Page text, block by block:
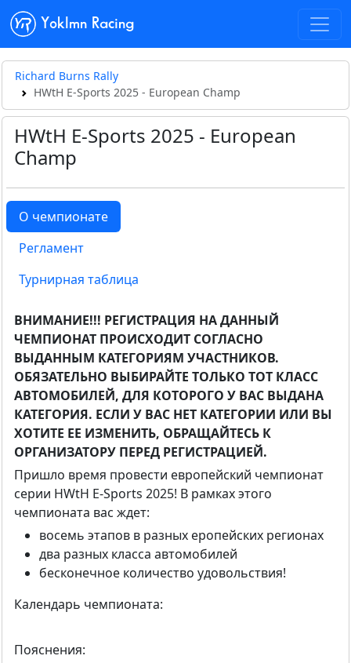
Yoklmn Racing
Richard Burns Rally
HWtH E-Sports 2025 - European Champ
HWtH E-Sports 2025 - European
Champ
О чемпионате
Регламент
Турнирная таблица
ВНИМАНИЕ!!! РЕГИСТРАЦИЯ НА ДАННЫЙ
ЧЕМПИОНАТ ПРОИСХОДИТ СОГЛАСНО
ВЫДАННЫМ КАТЕГОРИЯМ УЧАСТНИКОВ.
ОБЯЗАТЕЛЬНО ВЫБИРАЙТЕ ТОЛЬКО ТОТ КЛАСС
АВТОМОБИЛЕЙ, ДЛЯ КОТОРОГО У ВАС ВЫДАНА
КАТЕГОРИЯ. ЕСЛИ У ВАС НЕТ КАТЕГОРИИ ИЛИ ВЫ
ХОТИТЕ ЕЕ ИЗМЕНИТЬ, ОБРАЩАЙТЕСЬ К
ОРГАНИЗАТОРУ ПЕРЕД РЕГИСТРАЦИЕЙ.
Пришло время провести европейский чемпионат
серии HWtH E-Sports 2025! В рамках этого
чемпионата вас ждет:
восемь этапов в разных еропейских регионах
два разных класса автомобилей
бесконечное количество удовольствия!
Календарь чемпионата:
Пояснения: